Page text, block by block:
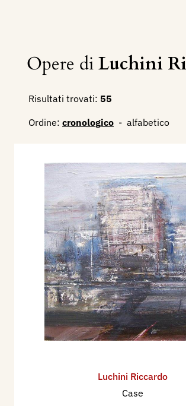
Opere diLuchini
Risultati trovati: 55
Ordine: cronologico - alfabetico
Luchini Riccardo
Case